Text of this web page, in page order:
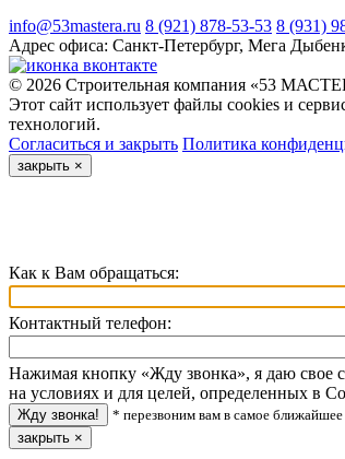
info@53mastera.ru 8 (921) 878-53-53 8 (931)
Адрес офиса: Санкт-Петербург, Мега
© 2026 Строительная компания «53
Этот сайт использует файлы cookies и
технологий.
Согласиться и закрыть Политика
закрыть ×
Как к Вам обращаться:
Контактный телефон:
Нажимая кнопку «Жду звонка», я даю свое
на условиях и для целей, определенных в
* перезвоним вам в самое ближайшее
закрыть ×